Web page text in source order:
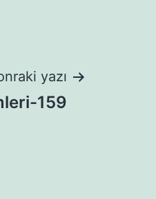
yazı
159